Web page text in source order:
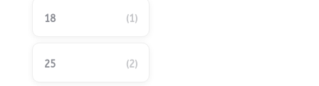
18 (1)
25 (2)